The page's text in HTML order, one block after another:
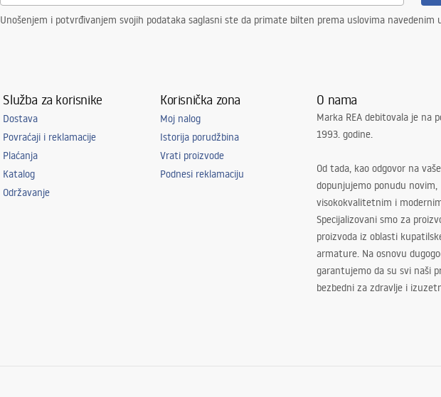
Unošenjem i potvrđivanjem svojih podataka saglasni ste da primate bilten prema uslovima navedenim
Služba za korisnike
Dostava
Povraćaji i reklamacije
Plaćanja
Katalog
Održavanje
Korisnička zona
Moj nalog
Istorija porudžbina
Vrati proizvode
Podnesi reklamaciju
O nama
Marka REA debitovala je na
1993. godine.
Od tada, kao odgovor na
dopunjujemo ponudu novim,
visokokvalitetnim i
Specijalizovani smo za
proizvoda iz oblasti
armature. Na osnovu
garantujemo da su svi naši
bezbedni za zdravlje i